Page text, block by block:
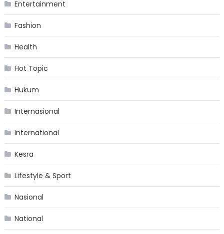
Entertainment
Fashion
Health
Hot Topic
Hukum
Internasional
International
Kesra
Lifestyle & Sport
Nasional
National